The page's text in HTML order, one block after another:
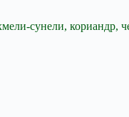
сунели,